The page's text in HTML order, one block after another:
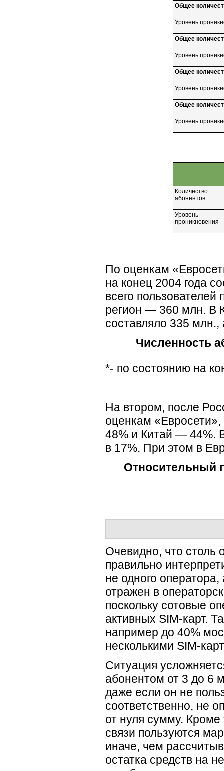
Общее
Уровень
Общее
Уровень
Общее
Уровень
Общее
Уровень
Количество
абонентов
Уровень
проникновения
По оценкам
на конец 2004 года
всего
регион — 360 млн. В
составляло 335
Численность
*- по состоянию на
На втором, после
оценкам
48% и Китай — 44%.
в 17%. При этом в
Относительный
Очевидно, что столь
правильно
не одного
отражен в
поскольку сотовые
активных SIM-карт.
например до 40%
несколькими SIM-
Ситуация
абонентом от 3 до 6
даже если он не
соответственно, не
от нуля сумму. Кроме
связи пользуются
иначе, чем
остатка средств на